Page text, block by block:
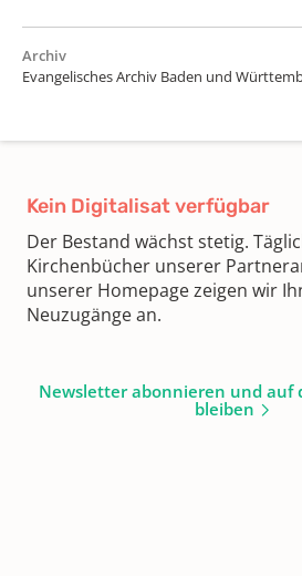
Archiv
Evangelisches Archiv Baden und
Kein Digitalisat verfügbar
Der Bestand wächst stetig.
Kirchenbücher unserer
unserer Homepage zeigen wir
Neuzugänge an.
Newsletter abonnieren und auf
bleiben